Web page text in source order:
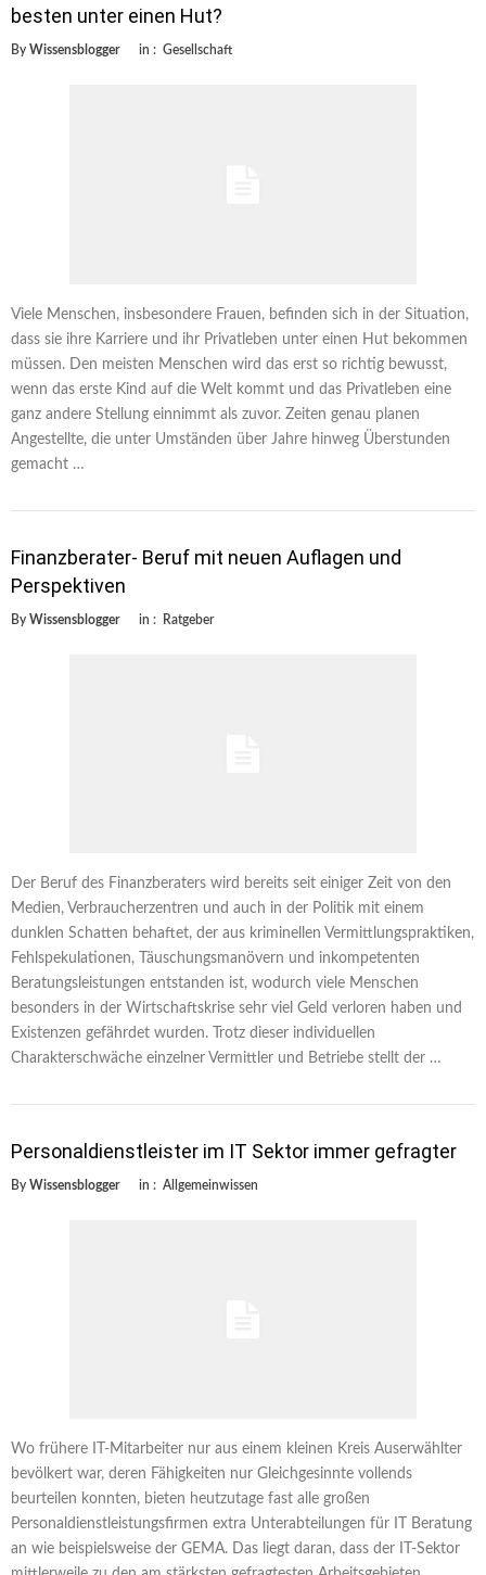
besten unter einen Hut?
By Wissensblogger in : Gesellschaft
Viele Menschen, insbesondere Frauen, befinden sich in der Situation,
dass sie ihre Karriere und ihr Privatleben unter einen Hut bekommen
müssen. Den meisten Menschen wird das erst so richtig bewusst,
wenn das erste Kind auf die Welt kommt und das Privatleben eine
ganz andere Stellung einnimmt als zuvor. Zeiten genau planen
Angestellte, die unter Umständen über Jahre hinweg Überstunden
gemacht …
Finanzberater- Beruf mit neuen Auflagen und
Perspektiven
By Wissensblogger in : Ratgeber
Der Beruf des Finanzberaters wird bereits seit einiger Zeit von den
Medien, Verbraucherzentren und auch in der Politik mit einem
dunklen Schatten behaftet, der aus kriminellen Vermittlungspraktiken,
Fehlspekulationen, Täuschungsmanövern und inkompetenten
Beratungsleistungen entstanden ist, wodurch viele Menschen
besonders in der Wirtschaftskrise sehr viel Geld verloren haben und
Existenzen gefährdet wurden. Trotz dieser individuellen
Charakterschwäche einzelner Vermittler und Betriebe stellt der …
Personaldienstleister im IT Sektor immer gefragter
By Wissensblogger in : Allgemeinwissen
Wo frühere IT-Mitarbeiter nur aus einem kleinen Kreis Auserwählter
bevölkert war, deren Fähigkeiten nur Gleichgesinnte vollends
beurteilen konnten, bieten heutzutage fast alle großen
Personaldienstleistungsfirmen extra Unterabteilungen für IT Beratung
an wie beispielsweise der GEMA. Das liegt daran, dass der IT-Sektor